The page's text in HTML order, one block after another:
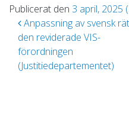
Publicerat den 3 april, 2025
Inläggsnavigering
Anpassning av svensk
den reviderade VIS-
förordningen
(Justitiedepartementet)